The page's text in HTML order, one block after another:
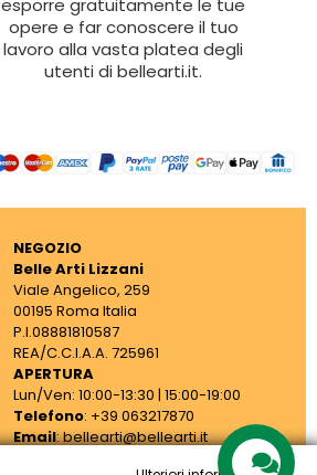
esporre gratuitamente le tue
opere e far conoscere il tuo
lavoro alla vasta platea degli
utenti di bellearti.it.
NEGOZIO
Belle Arti Lizzani
Viale Angelico, 259
00195 Roma Italia
P.I.08881810587
REA/C.C.I.A.A. 725961
APERTURA
Lun/Ven: 10:00-13:30 | 15:00-19:00
Telefono: +39 063217870
Email: bellearti@bellearti.it